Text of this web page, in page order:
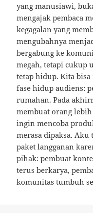
yang manusiawi,
mengajak pembaca
kegagalan yang
mengubahnya
bergabung ke
megah, tetapi cukup
tetap hidup. Kita
fase hidup audiens:
rumahan. Pada
membuat orang
ingin mencoba
merasa dipaksa.
paket langganan
pihak: pembuat
terus berkarya,
komunitas tumbuh